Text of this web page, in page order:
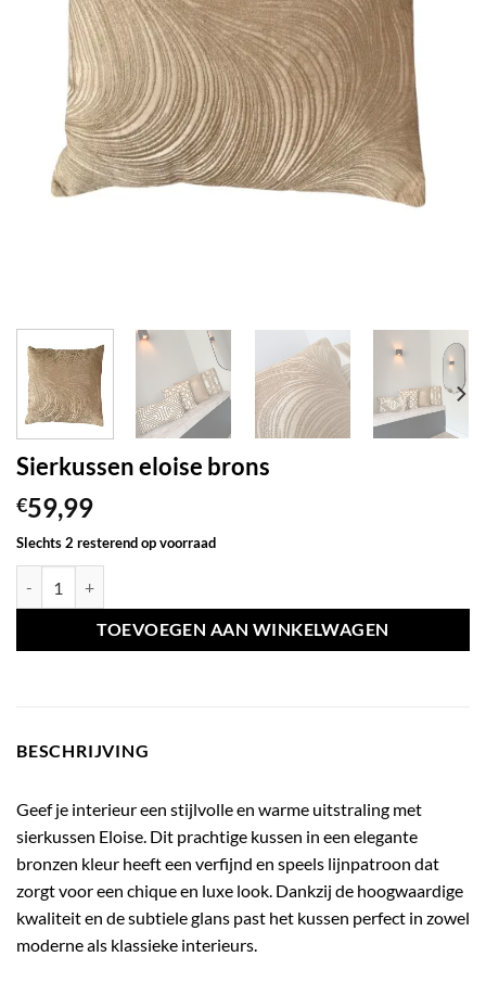
Sierkussen eloise brons
€59,99
Slechts 2 resterend op voorraad
TOEVOEGEN AAN WINKELWAGEN
BESCHRIJVING
Geef je interieur een stijlvolle en warme uitstraling met
sierkussen Eloise. Dit prachtige kussen in een elegante
bronzen kleur heeft een verfijnd en speels lijnpatroon dat
zorgt voor een chique en luxe look. Dankzij de hoogwaardige
kwaliteit en de subtiele glans past het kussen perfect in zowel
moderne als klassieke interieurs.